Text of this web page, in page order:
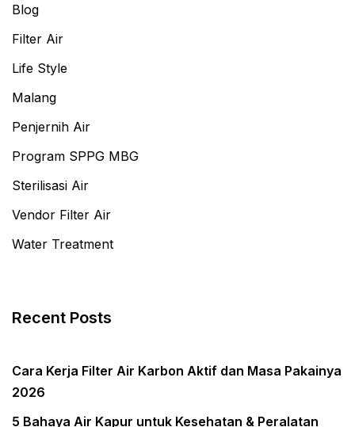
Blog
Filter Air
Life Style
Malang
Penjernih Air
Program SPPG MBG
Sterilisasi Air
Vendor Filter Air
Water Treatment
Recent Posts
Cara Kerja Filter Air Karbon Aktif dan Masa Pakainya
2026
5 Bahaya Air Kapur untuk Kesehatan & Peralatan